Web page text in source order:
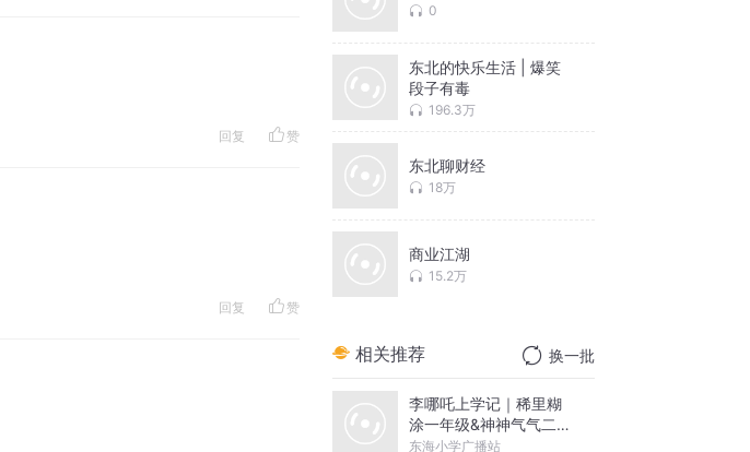
回复 赞
回复 赞
0
东北的快乐生活 | 爆笑
段子有毒
196.3万
东北聊财经
18万
商业江湖
15.2万
相关推荐 换一批
李哪吒上学记｜稀里糊
涂一年级&神神气气二年
级
东海小学广播站